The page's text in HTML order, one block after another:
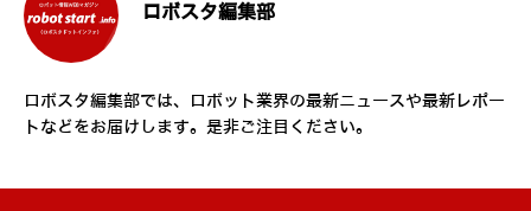
ロボスタ編集部
ロボスタ編集部では、ロボット業界の最新ニュースや最新レポー
トなどをお届けします。是非ご注目ください。